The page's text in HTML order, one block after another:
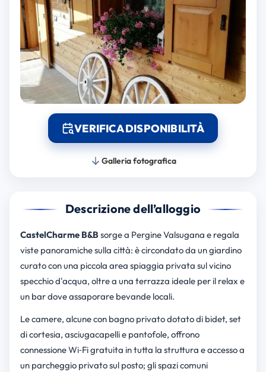
VERIFICA DISPONIBILITÀ
Galleria fotografica
Descrizione dell’alloggio
CastelCharme B&B sorge a Pergine Valsugana e regala
viste panoramiche sulla città: è circondato da un giardino
curato con una piccola area spiaggia privata sul vicino
specchio d'acqua, oltre a una terrazza ideale per il relax e
un bar dove assaporare bevande locali.
Le camere, alcune con bagno privato dotato di bidet, set
di cortesia, asciugacapelli e pantofole, offrono
connessione Wi‑Fi gratuita in tutta la struttura e accesso a
un parcheggio privato sul posto; gli spazi comuni